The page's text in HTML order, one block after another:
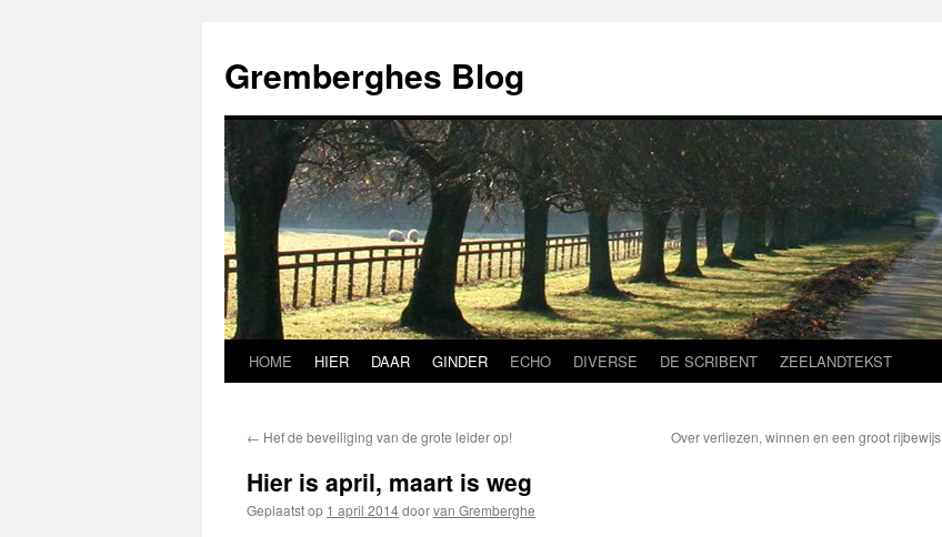
de
inhoud
Gremberghes Blog
HOME HIER DAAR GINDER ECHO DIVERSE DE SCRIBENT ZEELANDTEKST
← Hef de beveiliging van de grote leider op! Over verliezen, winnen en een groot rijbewijs
Hier is april, maart is weg
Geplaatst op 1 april 2014doorvan Gremberghe